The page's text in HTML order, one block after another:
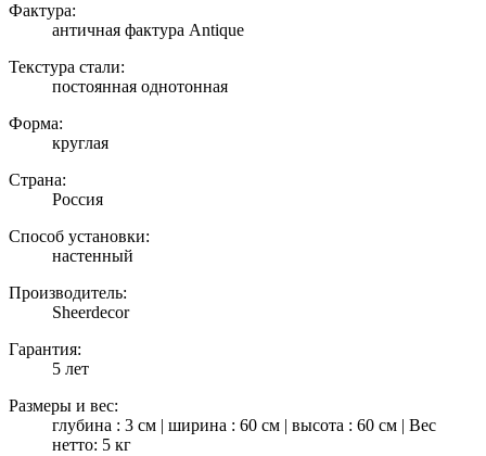
Фактура:
античная фактура Antique
Текстура стали:
постоянная однотонная
Форма:
круглая
Страна:
Россия
Способ установки:
настенный
Производитель:
Sheerdecor
Гарантия:
5 лет
Размеры и вес:
глубина : 3 см | ширина : 60 см | высота : 60 см | Вес
нетто: 5 кг